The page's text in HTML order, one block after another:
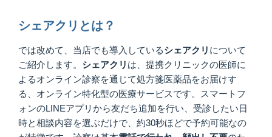
シェアクリとは？
では改めて、当店でも導入しているシェアクリ について
ご紹介します。 シェアクリ は、提携クリニックの医師に
よるオンライン診察を通じて処方箋医薬品をお届けす
る、オンライン特化型の医療サービスです。スマートフ
ォンのLINEアプリから友だち追加を行い、受診したい日
時と相談内容を選ぶだけで、約30秒ほどで予約可能なの